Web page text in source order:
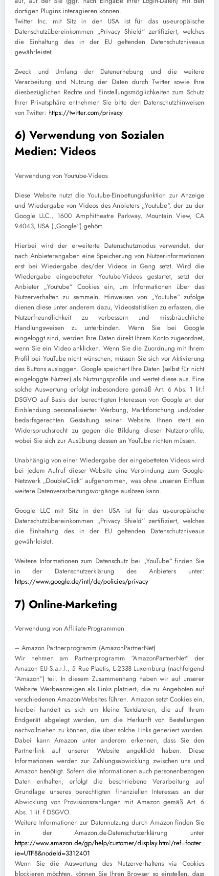
dortigen Plugins interagieren können.
Twitter Inc. mit Sitz in den USA ist für das us-europäische
Datenschutzübereinkommen „Privacy Shield“ zertifiziert, welches
die Einhaltung des in der EU geltenden Datenschutzniveaus
gewährleistet.
Zweck und Umfang der Datenerhebung und die weitere
Verarbeitung und Nutzung der Daten durch Twitter sowie Ihre
diesbezüglichen Rechte und Einstellungsmöglichkeiten zum Schutz
Ihrer Privatsphäre entnehmen Sie bitte den Datenschutzhinweisen
von Twitter: https://twitter.com/privacy
6) Verwendung von Sozialen
Medien: Videos
Verwendung von Youtube-Videos
Diese Website nutzt die Youtube-Einbettungsfunktion zur Anzeige
und Wiedergabe von Videos des Anbieters „Youtube“, der zu der
Google LLC., 1600 Amphitheatre Parkway, Mountain View, CA
94043, USA („Google“) gehört.
Hierbei wird der erweiterte Datenschutzmodus verwendet, der
nach Anbieterangaben eine Speicherung von Nutzerinformationen
erst bei Wiedergabe des/der Videos in Gang setzt. Wird die
Wiedergabe eingebetteter Youtube-Videos gestartet, setzt der
Anbieter „Youtube“ Cookies ein, um Informationen über das
Nutzerverhalten zu sammeln. Hinweisen von „Youtube“ zufolge
dienen diese unter anderem dazu, Videostatistiken zu erfassen, die
Nutzerfreundlichkeit zu verbessern und missbräuchliche
Handlungsweisen zu unterbinden. Wenn Sie bei Google
eingeloggt sind, werden Ihre Daten direkt Ihrem Konto zugeordnet,
wenn Sie ein Video anklicken. Wenn Sie die Zuordnung mit Ihrem
Profil bei YouTube nicht wünschen, müssen Sie sich vor Aktivierung
des Buttons ausloggen. Google speichert Ihre Daten (selbst für nicht
eingeloggte Nutzer) als Nutzungsprofile und wertet diese aus. Eine
solche Auswertung erfolgt insbesondere gemäß Art. 6 Abs. 1 lit.f
DSGVO auf Basis der berechtigten Interessen von Google an der
Einblendung personalisierter Werbung, Marktforschung und/oder
bedarfsgerechten Gestaltung seiner Website. Ihnen steht ein
Widerspruchsrecht zu gegen die Bildung dieser Nutzerprofile,
wobei Sie sich zur Ausübung dessen an YouTube richten müssen.
Unabhängig von einer Wiedergabe der eingebetteten Videos wird
bei jedem Aufruf dieser Website eine Verbindung zum Google-
Netzwerk „DoubleClick“ aufgenommen, was ohne unseren Einfluss
weitere Datenverarbeitungsvorgänge auslösen kann.
Google LLC mit Sitz in den USA ist für das us-europäische
Datenschutzübereinkommen „Privacy Shield“ zertifiziert, welches
die Einhaltung des in der EU geltenden Datenschutzniveaus
gewährleistet.
Weitere Informationen zum Datenschutz bei „YouTube“ finden Sie
in der Datenschutzerklärung des Anbieters unter:
https://www.google.de/intl/de/policies/privacy
7) Online-Marketing
Verwendung von Affiliate-Programmen
– Amazon Partnerprogramm (AmazonPartnerNet)
Wir nehmen am Partnerprogramm “AmazonPartnerNet” der
Amazon EU S.a.r.l., 5 Rue Plaetis, L-2338 Luxemburg (nachfolgend
“Amazon”) teil. In diesem Zusammenhang haben wir auf unserer
Website Werbeanzeigen als Links platziert, die zu Angeboten auf
verschiedenen Amazon-Websites führen. Amazon setzt Cookies ein,
hierbei handelt es sich um kleine Textdateien, die auf Ihrem
Endgerät abgelegt werden, um die Herkunft von Bestellungen
nachvollziehen zu können, die über solche Links generiert wurden.
Dabei kann Amazon unter anderem erkennen, dass Sie den
Partnerlink auf unserer Website angeklickt haben. Diese
Informationen werden zur Zahlungsabwicklung zwischen uns und
Amazon benötigt. Sofern die Informationen auch personenbezogen
Daten enthalten, erfolgt die beschriebene Verarbeitung auf
Grundlage unseres berechtigten finanziellen Interesses an der
Abwicklung von Provisionszahlungen mit Amazon gemäß Art. 6
Abs. 1 lit. f DSGVO.
Weitere Informationen zur Datennutzung durch Amazon finden Sie
in der Amazon.de-Datenschutzerklärung unter
https://www.amazon.de/gp/help/customer/display.html/
ie=UTF8&nodeId=3312401
Wenn Sie die Auswertung des Nutzerverhaltens via Cookies
blockieren möchten, können Sie Ihren Browser so einstellen, dass